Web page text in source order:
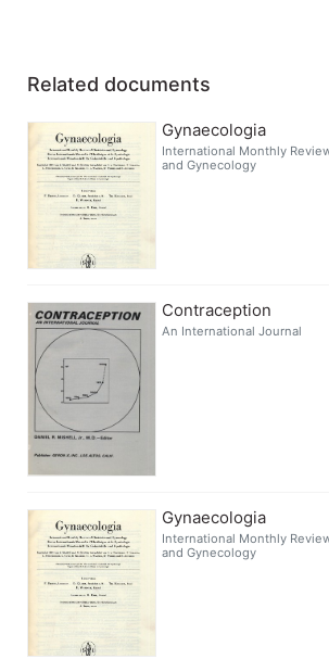
Related documents
Gynaecologia
International Monthly
and Gynecology
Contraception
An International Journal
Gynaecologia
International Monthly
and Gynecology